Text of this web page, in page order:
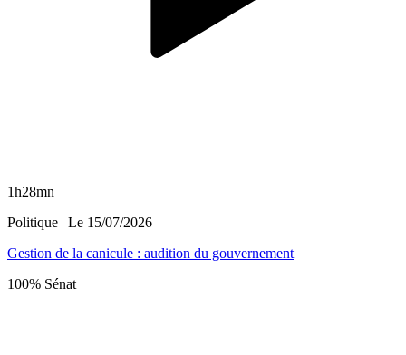
1h28mn
Politique | Le 15/07/2026
Gestion de la canicule : audition du gouvernement
100% Sénat